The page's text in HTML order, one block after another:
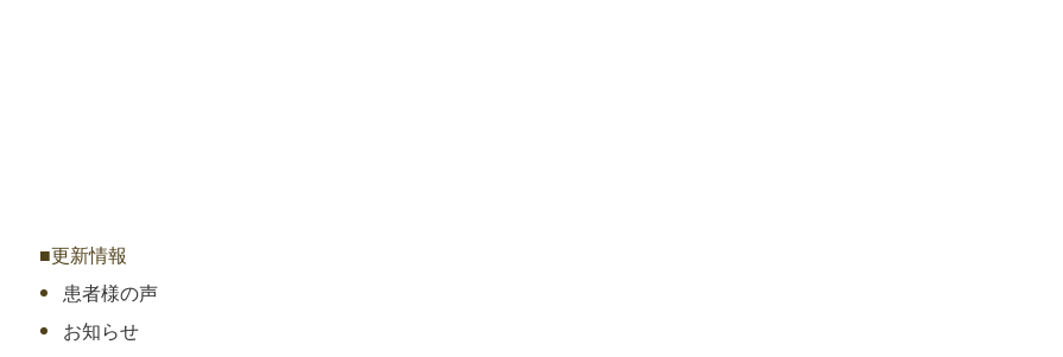
■更新情報
患者様の声
お知らせ